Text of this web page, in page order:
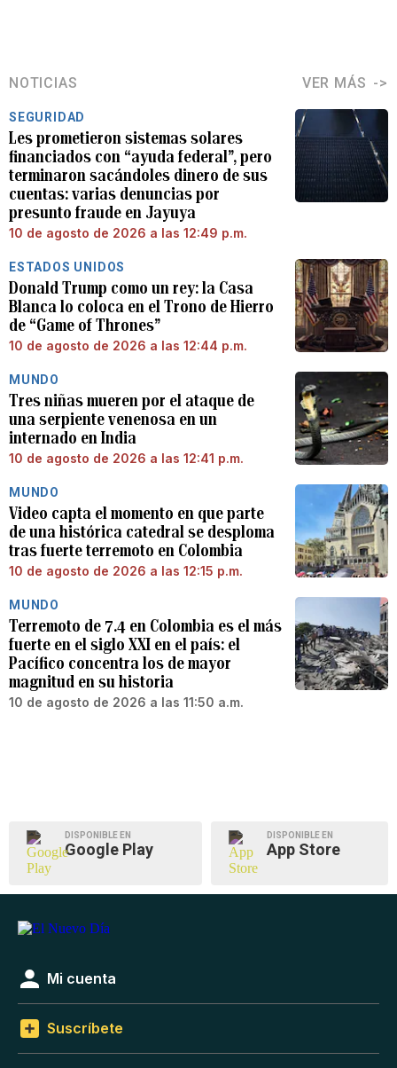
NOTICIAS VER MÁS
SEGURIDAD
Les prometieron sistemas solares
financiados con “ayuda federal”, pero
terminaron sacándoles dinero de sus
cuentas: varias denuncias por
presunto fraude en Jayuya
10 de agosto de 2026 a las 12:49 p.m.
ESTADOS UNIDOS
Donald Trump como un rey: la Casa
Blanca lo coloca en el Trono de Hierro
de “Game of Thrones”
10 de agosto de 2026 a las 12:44 p.m.
MUNDO
Tres niñas mueren por el ataque de
una serpiente venenosa en un
internado en India
10 de agosto de 2026 a las 12:41 p.m.
MUNDO
Video capta el momento en que parte
de una histórica catedral se desploma
tras fuerte terremoto en Colombia
10 de agosto de 2026 a las 12:15 p.m.
MUNDO
Terremoto de 7.4 en Colombia es el más
fuerte en el siglo XXI en el país: el
Pacífico concentra los de mayor
magnitud en su historia
10 de agosto de 2026 a las 11:50 a.m.
DISPONIBLE EN
Google Play
DISPONIBLE EN
App Store
Mi cuenta
Suscríbete